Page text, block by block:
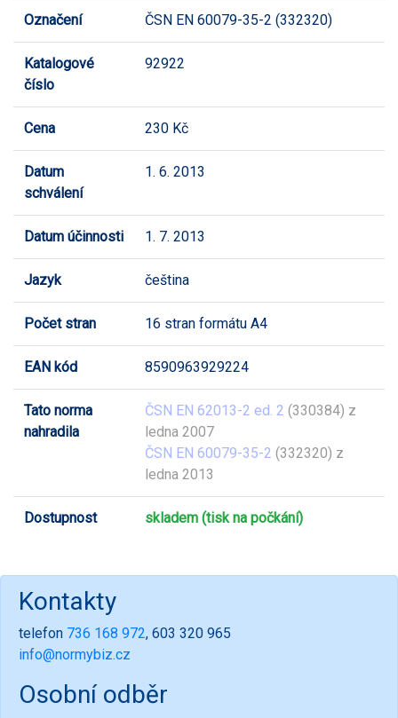
Označení ČSN EN 60079-35-2 (332320)
Katalogové
číslo
92922
Cena 230 Kč
Datum
schválení
1. 6. 2013
Datum účinnosti 1. 7. 2013
Jazyk čeština
Počet stran 16 stran formátu A4
EAN kód 8590963929224
Tato norma
nahradila
ČSN EN 62013-2 ed. 2 (330384) z
ledna 2007
ČSN EN 60079-35-2 (332320) z
ledna 2013
Dostupnost skladem (tisk na počkání)
Kontakty
telefon 736 168 972, 603 320 965
info@normybiz.cz
Osobní odběr